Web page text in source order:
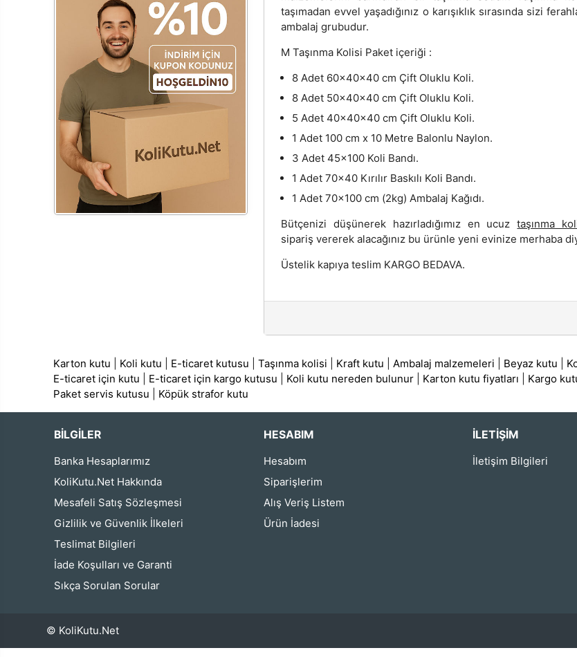
taşımadan evvel yaşadığınız o karışıklık sırasında sizi
ambalaj grubudur.
M Taşınma Kolisi Paket içeriği :
8 Adet 60x40x40 cm Çift Oluklu Koli.
8 Adet 50x40x40 cm Çift Oluklu Koli.
5 Adet 40x40x40 cm Çift Oluklu Koli.
1 Adet 100 cm x 10 Metre Balonlu Naylon.
3 Adet 45x100 Koli Bandı.
1 Adet 70x40 Kırılır Baskılı Koli Bandı.
1 Adet 70x100 cm (2kg) Ambalaj Kağıdı.
Bütçenizi düşünerek hazırladığımız en ucuztaşınma
sipariş vererek alacağınız bu ürünle yeni evinize merhaba
Üstelik kapıya teslim KARGO BEDAVA.
Karton kutu Koli kutu E-ticaret kutusu |Taşınma kolisi Kraft kutu Ambalaj malzemeleri Beyaz kutu
E-ticaret için kutu
E-ticaret için kargo kutusu Koli kutu nereden bulunur Karton kutu fiyatları Kargo
Paket servis kutusu
Köpük strafor kutu
BİLGİLER
Banka Hesaplarımız
KoliKutu.Net Hakkında
Mesafeli Satış Sözleşmesi
Gizlilik ve Güvenlik İlkeleri
Teslimat Bilgileri
İade Koşulları ve Garanti
Sıkça Sorulan Sorular
HESABIM
Hesabım
Siparişlerim
Alış Veriş Listem
Ürün İadesi
İLETIŞIM
İletişim Bilgileri
© KoliKutu.Net